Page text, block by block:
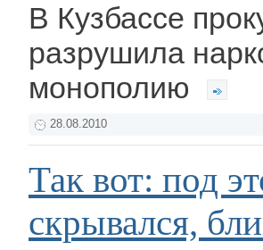
В Кузбассе
разрушила
монополию
28.08.2010
Так вот: под
скрывался,